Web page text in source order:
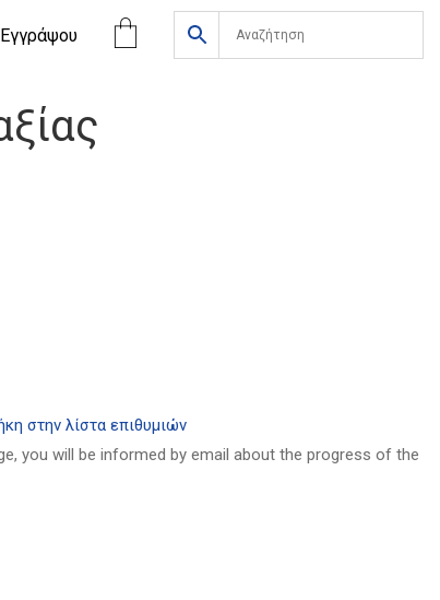
στην λίστα επιθυμιών
you will be informed by email about the progress of the